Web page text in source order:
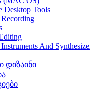
Desktop Tools
Recording
And
დიზაინი